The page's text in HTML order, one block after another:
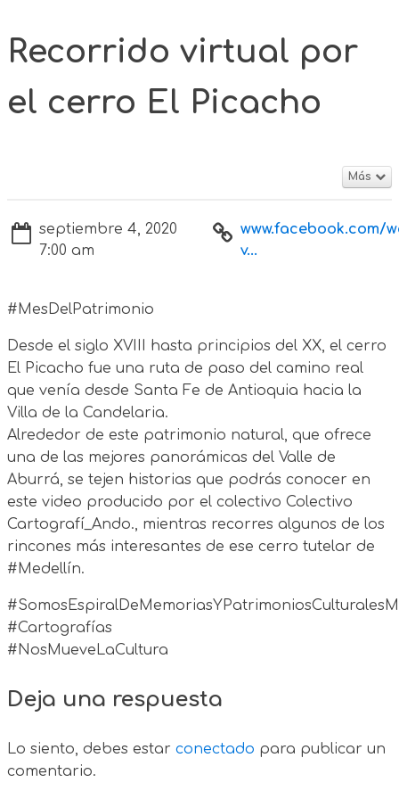
Recorrido virtual por
el cerro El Picacho
Más
septiembre 4, 2020
7:00 am
www.facebook.com/
v...
#MesDelPatrimonio
Desde el siglo XVIII hasta principios del XX, el cerro
El Picacho fue una ruta de paso del camino real
que venía desde Santa Fe de Antioquia hacia la
Villa de la Candelaria.
Alrededor de este patrimonio natural, que ofrece
una de las mejores panorámicas del Valle de
Aburrá, se tejen historias que podrás conocer en
este video producido por el colectivo Colectivo
Cartografí_Ando., mientras recorres algunos de los
rincones más interesantes de ese cerro tutelar de
#Medellín.
#Cartografías
#NosMueveLaCultura
Deja una respuesta
Lo siento, debes estar conectado para publicar un
comentario.